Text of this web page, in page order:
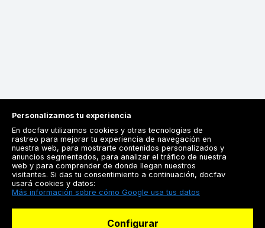
Registrarse
Docfav
Personalizamos tu experiencia
En docfav utilizamos cookies y otras tecnologías de
rastreo para mejorar tu experiencia de navegación en
nuestra web, para mostrarte contenidos personalizados y
anuncios segmentados, para analizar el tráfico de nuestra
web y para comprender de donde llegan nuestros
visitantes. Si das tu consentimiento a continuación, docfav
usará cookies y datos:
Más información sobre cómo Google usa tus datos
Configurar